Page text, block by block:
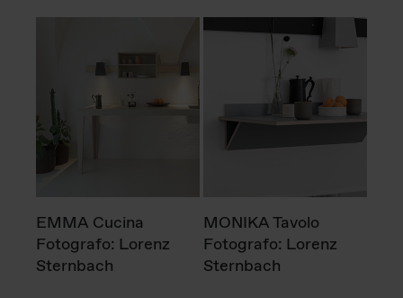
EMMA Cucina
Fotografo: Lorenz
Sternbach
MONIKA Tavolo
Fotografo: Lorenz
Sternbach